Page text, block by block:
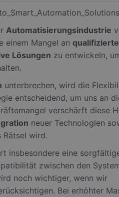
Automatisierungsindustrie
einem Mangel an
Lösungen zu entwickeln,
unterbrechen, wird die
entscheidend, um uns an
verschärft diese
neuer Technologien
Rätsel wird.
insbesondere eine
zwischen den
noch wichtiger, wenn wir
Bei erhöhter